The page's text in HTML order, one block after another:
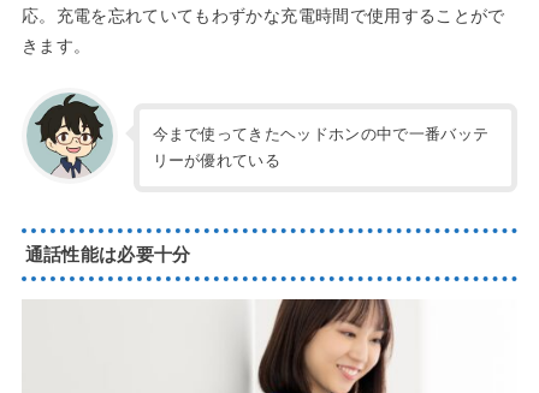
応。充電を忘れていてもわずかな充電時間で使用することがで
きます。
今まで使ってきたヘッドホンの中で一番バッテ
リーが優れている
通話性能は必要十分